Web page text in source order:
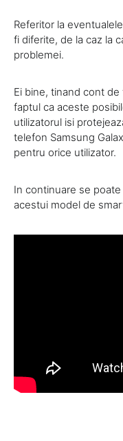
Referitor la
fi diferite, de la caz la
problemei.
Ei bine, tinand cont
faptul ca aceste
utilizatorul isi
telefon Samsung
pentru orice utilizator.
In continuare se
acestui model de